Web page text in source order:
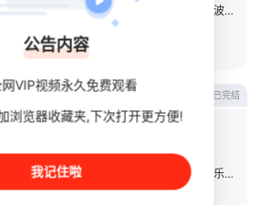
宫正晔 钱波 /
即播放
已完结
本法
严
/ 张子枫 / 王圣迪 耿乐 /
公告内容
VIP视频永久免费观看
浏览器收藏夹,下次打开更方便!
我记住啦